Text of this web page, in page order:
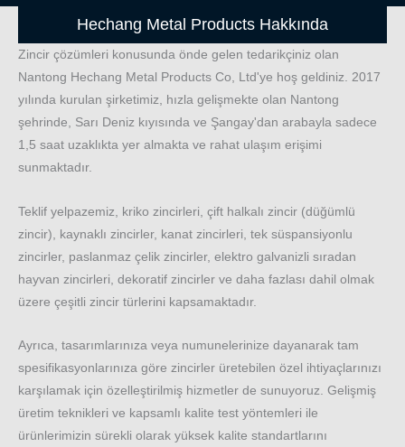
Hechang Metal Products Hakkında
Zincir çözümleri konusunda önde gelen tedarikçiniz olan
Nantong Hechang Metal Products Co, Ltd'ye hoş geldiniz. 2017
yılında kurulan şirketimiz, hızla gelişmekte olan Nantong
şehrinde, Sarı Deniz kıyısında ve Şangay'dan arabayla sadece
1,5 saat uzaklıkta yer almakta ve rahat ulaşım erişimi
sunmaktadır.
Teklif yelpazemiz, kriko zincirleri, çift halkalı zincir (düğümlü
zincir), kaynaklı zincirler, kanat zincirleri, tek süspansiyonlu
zincirler, paslanmaz çelik zincirler, elektro galvanizli sıradan
hayvan zincirleri, dekoratif zincirler ve daha fazlası dahil olmak
üzere çeşitli zincir türlerini kapsamaktadır.
Ayrıca, tasarımlarınıza veya numunelerinize dayanarak tam
spesifikasyonlarınıza göre zincirler üretebilen özel ihtiyaçlarınızı
karşılamak için özelleştirilmiş hizmetler de sunuyoruz. Gelişmiş
üretim teknikleri ve kapsamlı kalite test yöntemleri ile
ürünlerimizin sürekli olarak yüksek kalite standartlarını